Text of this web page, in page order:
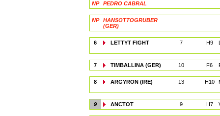
NP PEDRO CABRAL
NP
HANSOTTOGRUBER
(GER)
6 LETTYT FIGHT 7 H9
7 TIMBALLINA (GER) 10 F6
8 ARGYRON (IRE) 13 H10
9 ANCTOT 9 H7